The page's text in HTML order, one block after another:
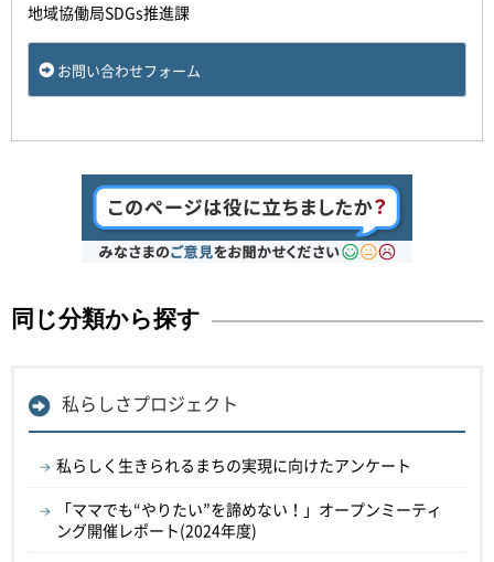
地域協働局SDGs推進課
お問い合わせフォーム
同じ分類から探す
私らしさプロジェクト
私らしく生きられるまちの実現に向けたアンケート
「ママでも“やりたい”を諦めない！」オープンミーティ
ング開催レポート(2024年度)